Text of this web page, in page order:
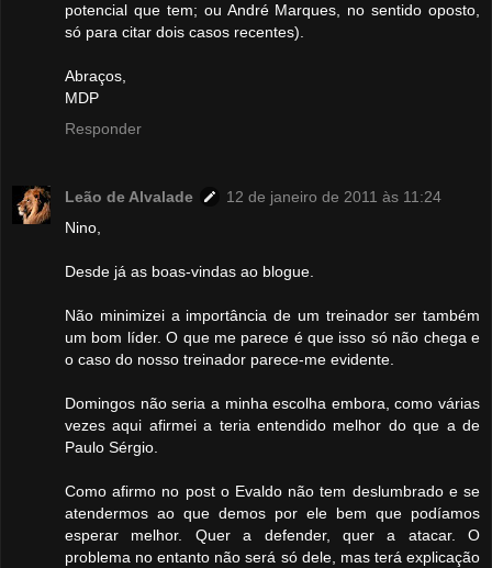
potencial que tem; ou André Marques, no sentido oposto,
só para citar dois casos recentes).
Abraços,
MDP
Responder
Leão de Alvalade
12 de janeiro de 2011 às 11:24
Nino,
Desde já as boas-vindas ao blogue.
Não minimizei a importância de um treinador ser também
um bom líder. O que me parece é que isso só não chega e
o caso do nosso treinador parece-me evidente.
Domingos não seria a minha escolha embora, como várias
vezes aqui afirmei a teria entendido melhor do que a de
Paulo Sérgio.
Como afirmo no post o Evaldo não tem deslumbrado e se
atendermos ao que demos por ele bem que podíamos
esperar melhor. Quer a defender, quer a atacar. O
problema no entanto não será só dele, mas terá explicação